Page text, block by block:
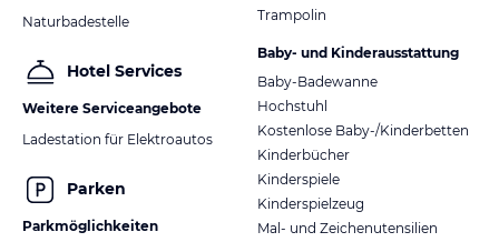
Naturbadestelle
Hotel Services
Weitere Serviceangebote
Ladestation für Elektroautos
Parken
Parkmöglichkeiten
Trampolin
Baby- und Kinderausstattung
Baby-Badewanne
Hochstuhl
Kostenlose Baby-/Kinderbetten
Kinderbücher
Kinderspiele
Kinderspielzeug
Mal- und Zeichenutensilien